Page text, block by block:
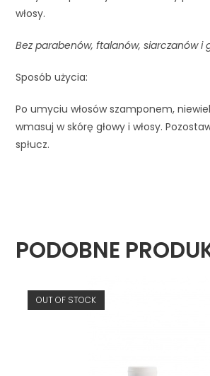
włosy.
Bez parabenów, ftalanów, siarczanów i
Sposób użycia:
Po umyciu włosów szamponem,
wmasuj w skórę głowy i włosy.
spłucz.
PODOBNE
OUT OF STOCK